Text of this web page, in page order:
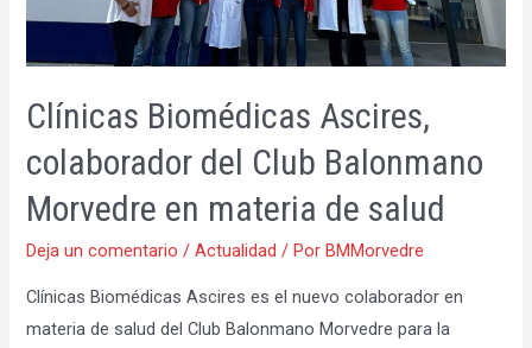
Clínicas Biomédicas Ascires,
colaborador del Club Balonmano
Morvedre en materia de salud
Deja un comentario /Actualidad / PorBMMorvedre
Clínicas Biomédicas Ascires es el nuevo colaborador en
materia de salud del Club Balonmano Morvedre para la